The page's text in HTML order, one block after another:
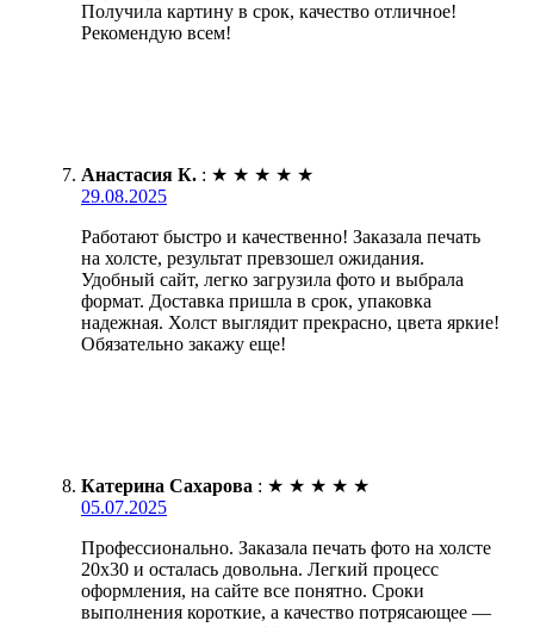
Получила картину в срок, качество отличное!
Рекомендую всем!
Анастасия К. : ★ ★ ★ ★ ★
29.08.2025
Работают быстро и качественно! Заказала печать
на холсте, результат превзошел ожидания.
Удобный сайт, легко загрузила фото и выбрала
формат. Доставка пришла в срок, упаковка
надежная. Холст выглядит прекрасно, цвета яркие!
Обязательно закажу еще!
Катерина Сахарова : ★ ★ ★ ★ ★
05.07.2025
Профессионально. Заказала печать фото на холсте
20х30 и осталась довольна. Легкий процесс
оформления, на сайте все понятно. Сроки
выполнения короткие, а качество потрясающее —